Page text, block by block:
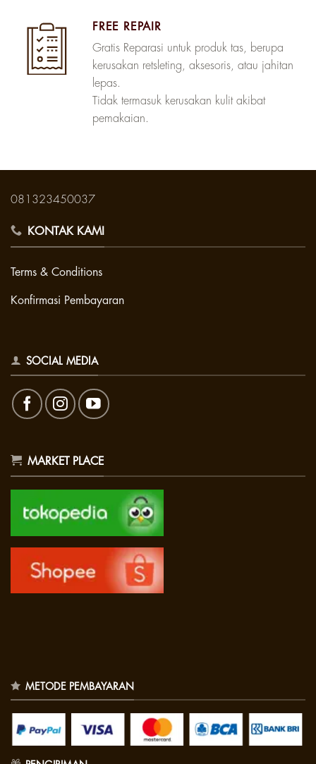
FREE REPAIR
Gratis Reparasi untuk produk tas, berupa
kerusakan retsleting, aksesoris, atau jahitan
lepas.
Tidak termasuk kerusakan kulit akibat
pemakaian.
081323450037
KONTAK KAMI
Terms & Conditions
Konfirmasi Pembayaran
SOCIAL MEDIA
MARKET PLACE
METODE PEMBAYARAN